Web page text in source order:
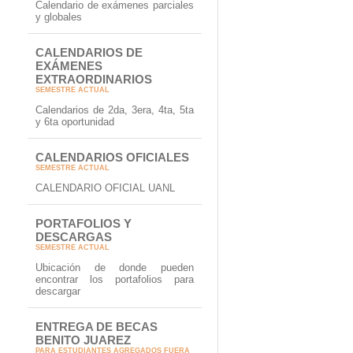
Calendario de exámenes parciales
y globales
CALENDARIOS DE
EXÁMENES
EXTRAORDINARIOS
SEMESTRE ACTUAL
Calendarios de 2da, 3era, 4ta, 5ta
y 6ta oportunidad
CALENDARIOS OFICIALES
SEMESTRE ACTUAL
CALENDARIO OFICIAL UANL
PORTAFOLIOS Y
DESCARGAS
SEMESTRE ACTUAL
Ubicación de donde pueden
encontrar los portafolios para
descargar
ENTREGA DE BECAS
BENITO JUAREZ
PARA ESTUDIANTES AGREGADOS FUERA